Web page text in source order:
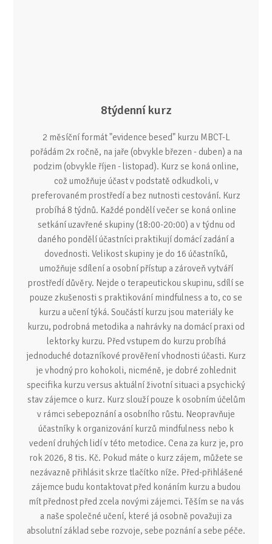
8týdenní kurz
2 měsíční formát "evidence besed" kurzu MBCT-L
pořádám 2x ročně, na jaře (obvykle březen - duben) a na
podzim (obvykle říjen - listopad). Kurz se koná online,
což umožňuje účast v podstatě odkudkoli, v
preferovaném prostředí a bez nutnosti cestování. Kurz
probíhá 8 týdnů. Každé pondělí večer se koná online
setkání uzavřené skupiny (18:00-20:00) a v týdnu od
daného pondělí účastníci praktikují domácí zadání a
dovednosti. Velikost skupiny je do 16 účastníků,
umožňuje sdílení a osobní přístup a zároveň vytváří
prostředí důvěry. Nejde o terapeutickou skupinu, sdílí se
pouze zkušenosti s praktikování mindfulness a to, co se
kurzu a učení týká. Součástí kurzu jsou materiály ke
kurzu, podrobná metodika a nahrávky na domácí praxi od
lektorky kurzu. Před vstupem do kurzu probíhá
jednoduché dotazníkové prověření vhodnosti účasti. Kurz
je vhodný pro kohokoli, nicméně, je dobré zohlednit
specifika kurzu versus aktuální životní situaci a psychický
stav zájemce o kurz. Kurz slouží pouze k osobním účelům
v rámci sebepoznání a osobního růstu. Neopravňuje
účastníky k organizování kurzů mindfulness nebo k
vedení druhých lidí v této metodice. Cena za kurz je, pro
rok 2026, 8 tis. Kč. Pokud máte o kurz zájem, můžete se
nezávazně přihlásit skrze tlačítko níže. Před-přihlášené
zájemce budu kontaktovat před konáním kurzu a budou
mít přednost před zcela novými zájemci. Těším se na vás
a naše společné učení, které já osobně považuji za
absolutní základ sebe rozvoje, sebe poznání a sebe péče.